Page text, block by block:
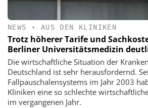
NEWS • AUS DEN KLINIKEN
Trotz höherer Tarife und
Berliner Universitätsmedizin
Die wirtschaftliche Situation der
Deutschland ist sehr herausfordernd.
Fallpauschalensystems im Jahr 2003
Kliniken eine so schlechte
im vergangenen Jahr.